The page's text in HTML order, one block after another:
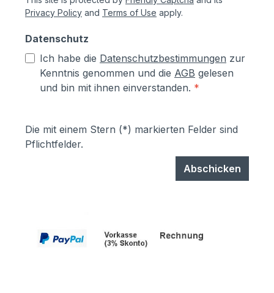
Privacy Policy and Terms of Use apply.
Datenschutz
Ich habe die Datenschutzbestimmungen zur
Kenntnis genommen und die AGB gelesen
und bin mit ihnen einverstanden. *
Die mit einem Stern (*) markierten Felder sind
Pflichtfelder.
Abschicken